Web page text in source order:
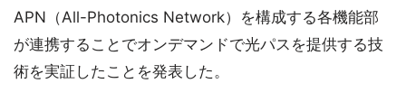
APN（All-Photonics Network）を構成する各機能部
が連携することでオンデマンドで光パスを提供する技
術を実証したことを発表した。